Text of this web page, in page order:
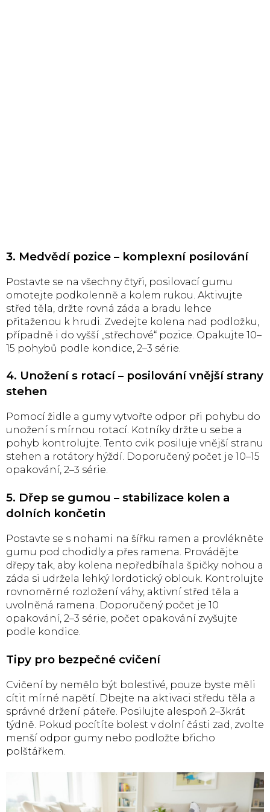
3. Medvědí pozice – komplexní posilování
Postavte se na všechny čtyři, posilovací gumu
omotejte podkolenně a kolem rukou. Aktivujte
střed těla, držte rovná záda a bradu lehce
přitaženou k hrudi. Zvedejte kolena nad podložku,
případně i do vyšší „střechové“ pozice. Opakujte 10–
15 pohybů podle kondice, 2–3 série.
4. Unožení s rotací – posilování vnější strany
stehen
Pomocí židle a gumy vytvořte odpor při pohybu do
unožení s mírnou rotací. Kotníky držte u sebe a
pohyb kontrolujte. Tento cvik posiluje vnější stranu
stehen a rotátory hýždí. Doporučený počet je 10–15
opakování, 2–3 série.
5. Dřep se gumou – stabilizace kolen a
dolních končetin
Postavte se s nohami na šířku ramen a provlékněte
gumu pod chodidly a přes ramena. Provádějte
dřepy tak, aby kolena nepředbíhala špičky nohou a
záda si udržela lehký lordotický oblouk. Kontrolujte
rovnoměrné rozložení váhy, aktivní střed těla a
uvolněná ramena. Doporučený počet je 10
opakování, 2–3 série, počet opakování zvyšujte
podle kondice.
Tipy pro bezpečné cvičení
Cvičení by nemělo být bolestivé, pouze byste měli
cítit mírné napětí. Dbejte na aktivaci středu těla a
správné držení páteře. Posilujte alespoň 2–3krát
týdně. Pokud pocítíte bolest v dolní části zad, zvolte
menší odpor gumy nebo podložte břicho
polštářkem.